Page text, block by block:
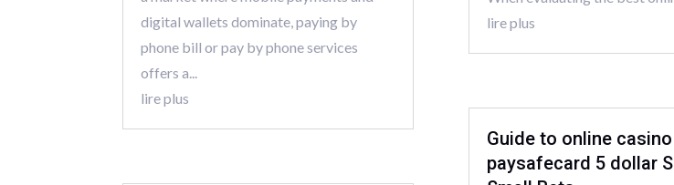
digital wallets dominate, paying by
phone bill or pay by phone services
offers a...
lire plus
lire plus
Guide to online casino
paysafecard 5 dollar